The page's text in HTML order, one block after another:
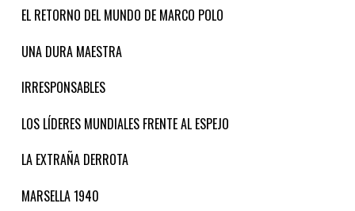
EL RETORNO DEL MUNDO DE MARCO POLO
UNA DURA MAESTRA
IRRESPONSABLES
LOS LÍDERES MUNDIALES FRENTE AL ESPEJO
LA EXTRAÑA DERROTA
MARSELLA 1940